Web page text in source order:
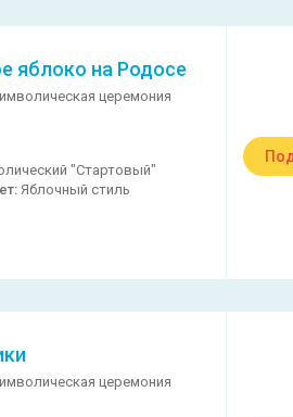
яблоко на Родосе
церемония
"Стартовый"
Яблочный стиль
церемония